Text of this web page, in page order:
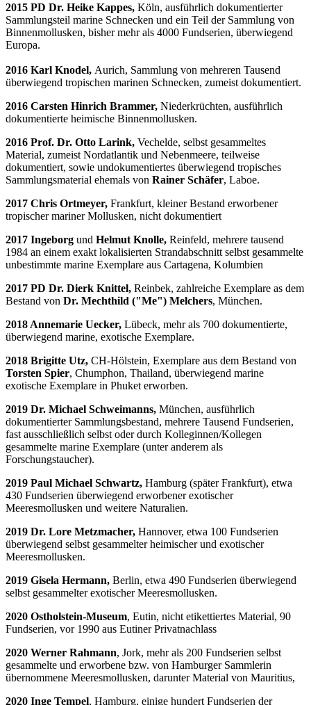
2015 PD Dr. Heike Kappes, Köln, ausführlich dokumentierter
Sammlungsteil marine Schnecken und ein Teil der Sammlung von
Binnenmollusken, bisher mehr als 4000 Fundserien, überwiegend
Europa.
2016 Karl Knodel, Aurich, Sammlung von mehreren Tausend
überwiegend tropischen marinen Schnecken, zumeist dokumentiert.
2016 Carsten Hinrich Brammer, Niederkrüchten, ausführlich
dokumentierte heimische Binnenmollusken.
2016 Prof. Dr. Otto Larink, Vechelde, selbst gesammeltes
Material, zumeist Nordatlantik und Nebenmeere, teilweise
dokumentiert, sowie undokumentiertes überwiegend tropisches
Sammlungsmaterial ehemals von Rainer Schäfer, Laboe.
2017 Chris Ortmeyer, Frankfurt, kleiner Bestand erworbener
tropischer mariner Mollusken, nicht dokumentiert
2017 Ingeborg und Helmut Knolle, Reinfeld, mehrere tausend
1984 an einem exakt lokalisierten Strandabschnitt selbst gesammelte
unbestimmte marine Exemplare aus Cartagena, Kolumbien
2017 PD Dr. Dierk Knittel, Reinbek, zahlreiche Exemplare as dem
Bestand von Dr. Mechthild ("Me") Melchers, München.
2018 Annemarie Uecker, Lübeck, mehr als 700 dokumentierte,
überwiegend marine, exotische Exemplare.
2018 Brigitte Utz, CH-Hölstein, Exemplare aus dem Bestand von
Torsten Spier, Chumphon, Thailand, überwiegend marine
exotische Exemplare in Phuket erworben.
2019 Dr. Michael Schweimanns, München, ausführlich
dokumentierter Sammlungsbestand, mehrere Tausend Fundserien,
fast ausschließlich selbst oder durch Kolleginnen/Kollegen
gesammelte marine Exemplare (unter anderem als
Forschungstaucher).
2019 Paul Michael Schwartz, Hamburg (später Frankfurt), etwa
430 Fundserien überwiegend erworbener exotischer
Meeresmollusken und weitere Naturalien.
2019 Dr. Lore Metzmacher, Hannover, etwa 100 Fundserien
überwiegend selbst gesammelter heimischer und exotischer
Meeresmollusken.
2019 Gisela Hermann, Berlin, etwa 490 Fundserien überwiegend
selbst gesammelter exotischer Meeresmollusken.
2020 Ostholstein-Museum, Eutin, nicht etikettiertes Material, 90
Fundserien, vor 1990 aus Eutiner Privatnachlass
2020 Werner Rahmann, Jork, mehr als 200 Fundserien selbst
gesammelte und erworbene bzw. von Hamburger Sammlerin
übernommene Meeresmollusken, darunter Material von Mauritius,
2020 Inge Tempel, Hamburg, einige hundert Fundserien der